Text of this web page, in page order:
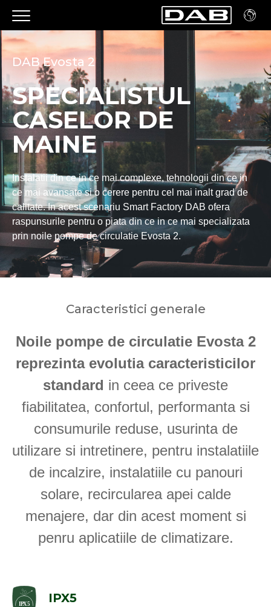
DAB Evosta 2
SPECIALISTUL
CASELOR DE
MAINE
Instalatii din ce in ce mai complexe, tehnologii din ce in
ce mai avansate si o cerere pentru cel mai inalt grad de
calitate. In acest scenariu Smart Factory DAB ofera
raspunsurile pentru o piata din ce in ce mai specializata
prin noile pompe de circulatie Evosta 2.
Caracteristici generale
Noile pompe de circulatie Evosta 2
reprezinta evolutia caracteristicilor
standard in ceea ce priveste
fiabilitatea, confortul, performanta si
consumurile reduse, usurinta de
utilizare si intretinere, pentru instalatiile
de incalzire, instalatiile cu panouri
solare, recircularea apei calde
menajere, dar din acest moment si
penru aplicatiile de climatizare.
IPX5